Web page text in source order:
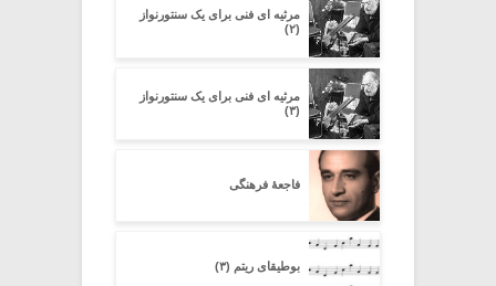
مرثیه ای فنی برای یک سنتورنواز
(۲)
مرثیه ای فنی برای یک سنتورنواز
(۳)
فاجعۀ فرهنگی
بوطیقای ریتم (۳)